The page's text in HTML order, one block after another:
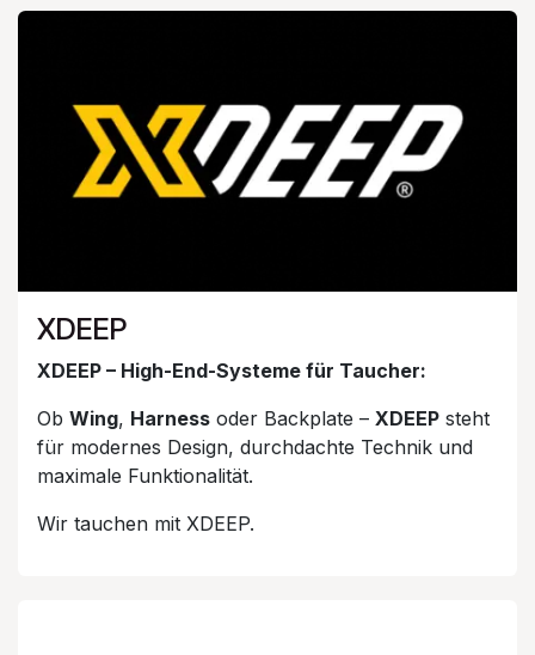
XDEEP
XDEEP – High-End-Systeme für Taucher:
Ob Wing, Harness oder Backplate – XDEEP steht
für modernes Design, durchdachte Technik und
maximale Funktionalität.
Wir tauchen mit XDEEP.